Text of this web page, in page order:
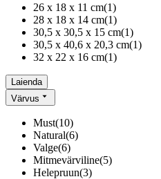
26 x 18 x 11 cm(1)
28 x 18 x 14 cm(1)
30,5 x 30,5 x 15 cm(1)
30,5 x 40,6 x 20,3 cm(1)
32 x 22 x 16 cm(1)
Laienda
Värvus
Must(10)
Natural(6)
Valge(6)
Mitmevärviline(5)
Helepruun(3)